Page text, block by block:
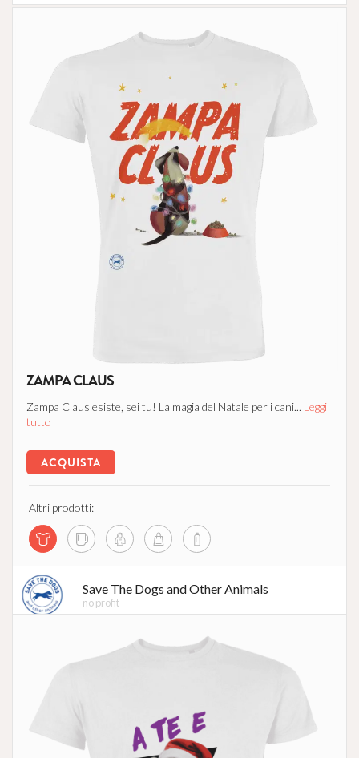
ZAMPA CLAUS
Zampa Claus esiste, sei tu! La magia del Natale per i cani... Leggi
tutto
ACQUISTA
Altri prodotti:
Save The Dogs and Other Animals
no profit